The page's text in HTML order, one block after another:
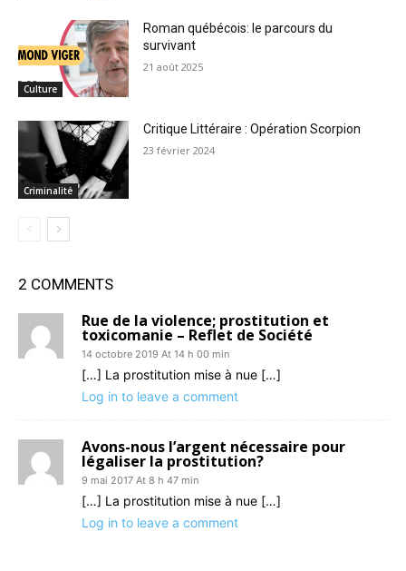
Culture
Roman québécois: le parcours du
survivant
21 août 2025
Criminalité
Critique Littéraire : Opération Scorpion
23 février 2024
2 COMMENTS
Rue de la violence; prostitution et
toxicomanie – Reflet de Société
14 octobre 2019 At 14 h 00 min
[…] La prostitution mise à nue […]
Log in to leave a comment
Avons-nous l’argent nécessaire pour
légaliser la prostitution?
9 mai 2017 At 8 h 47 min
[…] La prostitution mise à nue […]
Log in to leave a comment